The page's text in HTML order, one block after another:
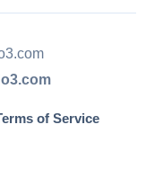
of Service